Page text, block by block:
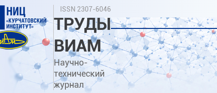
Перейти
основному
содержанию
ISSN 2307-6046
ТРУДЫ
ВИАМ
Научно-
технический
журнал
Поиск